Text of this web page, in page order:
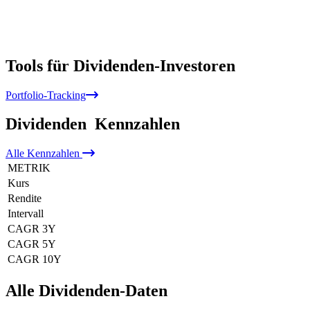
Tools für Dividenden-Investoren
Portfolio-Tracking
Dividenden Kennzahlen
Alle Kennzahlen
METRIK
Kurs
Rendite
Intervall
CAGR 3Y
CAGR 5Y
CAGR 10Y
Alle Dividenden-Daten